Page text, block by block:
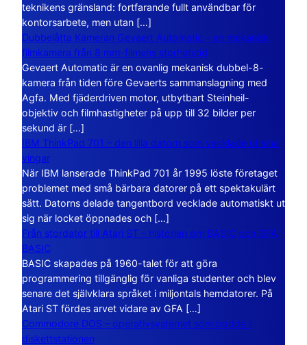
teknikens gränsland: fortfarande fullt användbar för
kontorsarbete, men utan […]
Dubbelåtta Kameran Gevaert Automatic – en mekanisk
filmkamera från 8 mm-filmens storhetstid
Gevaert Automatic är en ovanlig mekanisk dubbel-8-
kamera från tiden före Gevaerts sammanslagning med
Agfa. Med fjäderdriven motor, utbytbart Steinheil-
objektiv och filmhastigheter på upp till 32 bilder per
sekund är […]
IBM ThinkPad 701 – den lilla datorn som vecklade ut sina
vingar
När IBM lanserade ThinkPad 701 år 1995 löste företaget
problemet med små bärbara datorer på ett spektakulärt
sätt. Datorns delade tangentbord vecklade automatiskt ut
sig när locket öppnades och […]
Från stordator till Atari ST – historien om BASIC och GFA
BASIC
BASIC skapades på 1960-talet för att göra
programmering tillgänglig för vanliga studenter och blev
senare det självklara språket i miljontals hemdatorer. På
Atari ST fördes arvet vidare av GFA […]
Commodore DOS – operativsystemet som bodde i
diskettstationen